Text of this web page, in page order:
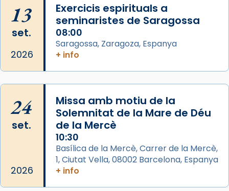
comitè organitzador de la visita apostòlica
del Sant Pare Lleó XIV a Barcelona, i als
col·laboradors, a la Catedral de Barcelona.
L’arquebisbe de Barcelona, el cardenal Joan
📸 Dr. G. Simón
Photo
View on Facebook ·
Arquebisbat de Barcelona
13
set.
2026
Exercicis espirituals a
seminaristes de Saragossa
08:00
Saragossa, Zaragoza, Espanya
+ info
24
set.
2026
Missa amb motiu de la
Solemnitat de la Mare de Déu
de la Mercè
10:30
Basílica de la Mercè, Carrer de la Mercè,
1, Ciutat Vella, 08002 Barcelona, Espanya
+ info